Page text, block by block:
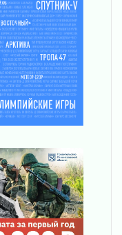
жителей перед
жителям
в Кировском
как